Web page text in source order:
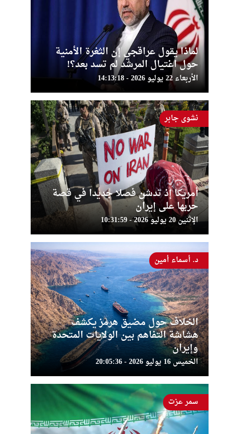
لماذا يقول عراقجي إن الثغرة الأمنية
حول اغتيال المرشد لم تسد بعد؟!
الأربعاء 22 يوليو 2026 - 14:13:18
أمريكا إذ تدشن فصلا جديدا في قصة
حربها على إيران
الإثنين 20 يوليو 2026 - 10:31:59
نشوى جابر
الخلاف حول مضيق هرمز يكشف
هشاشة التفاهم بين الولايات المتحدة
وإيران
الخميس 16 يوليو 2026 - 20:05:36
د. أسماء أمين
سمر عزت